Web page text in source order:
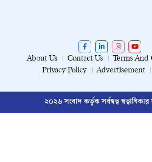
About Us Contact Us
Terms And
Privacy Policy
Advertisement
২০২৬ সংবাদ কর্তৃক সর্বস্বত্ব